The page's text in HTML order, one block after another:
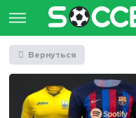
Вернуться